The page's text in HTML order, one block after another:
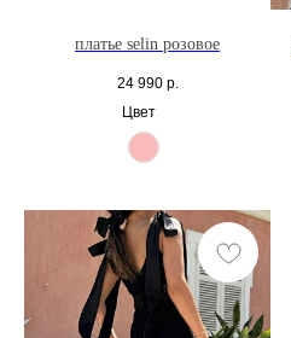
платье selin розовое
24 990 р.
Цвет